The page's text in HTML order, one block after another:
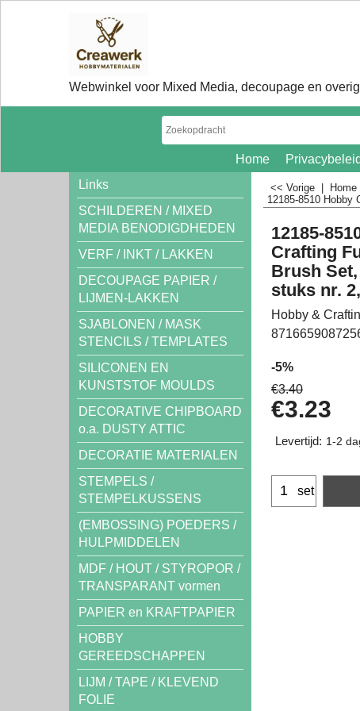
Webwinkel voor Mixed Media, decoupage en
Home Privacybeleid
Links
SCHILDEREN / MIXED
MEDIA BENODIGDHEDEN
VERF / INKT / LAKKEN
DECOUPAGE PAPIER /
LIJMEN-LAKKEN
SJABLONEN / MASK
STENCILS / TEMPLATES
SILICONEN EN
KUNSTSTOF MOULDS
DECORATIVE CHIPBOARD
o.a. DUSTY ATTIC
DECORATIE MATERIALEN
STEMPELS /
STEMPELKUSSENS
(EMBOSSING) POEDERS /
HULPMIDDELEN
MDF / HOUT / STYROPOR /
TRANSPARANT vormen
PAPIER en KRAFTPAPIER
HOBBY
GEREEDSCHAPPEN
LIJM / TAPE / KLEVEND
FOLIE
<< Vorige Home
12185-8510 Hobby
12185-
Crafting
Brush
stuks nr.
Hobby &
-5%
€3.40
€3.23
Levertijd: 1-2
set